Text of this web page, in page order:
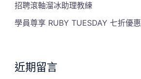
招聘滾軸溜冰助理教練
學員尊享 RUBY TUESDAY 七折優惠
近期留言